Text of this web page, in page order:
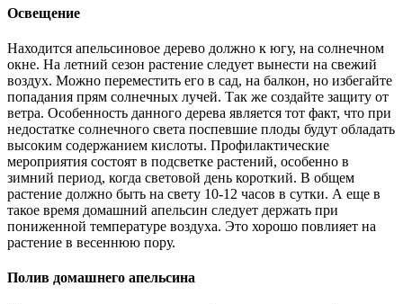
Освещение
Находится апельсиновое дерево должно к югу, на солнечном
окне. На летний сезон растение следует вынести на свежий
воздух. Можно переместить его в сад, на балкон, но избегайте
попадания прям солнечных лучей. Так же создайте защиту от
ветра. Особенность данного дерева является тот факт, что при
недостатке солнечного света поспевшие плоды будут обладать
высоким содержанием кислоты. Профилактические
мероприятия состоят в подсветке растений, особенно в
зимний период, когда световой день короткий. В общем
растение должно быть на свету 10-12 часов в сутки. А еще в
такое время домашний апельсин следует держать при
пониженной температуре воздуха. Это хорошо повлияет на
растение в весеннюю пору.
Полив домашнего апельсина